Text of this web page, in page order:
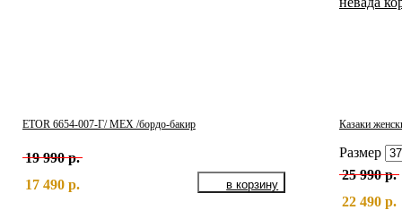
ETOR 6654-007-Г/ МЕХ /бордо-бакир
19 990 р.
17 490 р.
Казаки
Размер
25 990 р.
22 490 р.